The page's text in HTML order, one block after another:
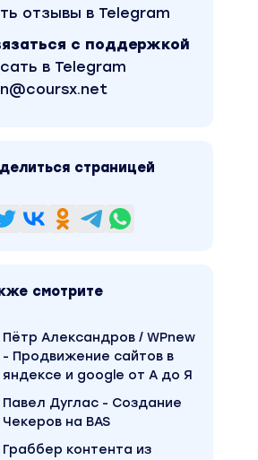
отзывы в Telegram
с поддержкой
в Telegram
страницей
смотрите
Пётр Александров / WPnew
- Продвижение сайтов в
яндексе и google от А до Я
Павел Дуглас - Создание
Чекеров на BAS
Граббер контента из